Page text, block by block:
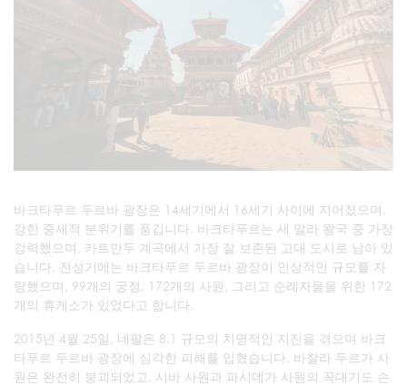
바크타푸르 두르바 광장은 14세기에서 16세기 사이에 지어졌으며,
강한 중세적 분위기를 풍깁니다. 바크타푸르는 세 말라 왕국 중 가장
강력했으며, 카트만두 계곡에서 가장 잘 보존된 고대 도시로 남아 있
습니다. 전성기에는 바크타푸르 두르바 광장이 인상적인 규모를 자
랑했으며, 99개의 궁정, 172개의 사원, 그리고 순례자들을 위한 172
개의 휴게소가 있었다고 합니다.
2015년 4월 25일, 네팔은 8.1 규모의 치명적인 지진을 겪으며 바크
타푸르 두르바 광장에 심각한 피해를 입혔습니다. 바찰라 두르가 사
원은 완전히 붕괴되었고, 시바 사원과 파시데가 사원의 꼭대기도 손